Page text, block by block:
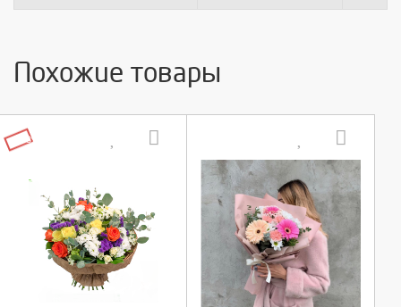
Похожие товары
--108%
Выберите количество: Выберите количество: